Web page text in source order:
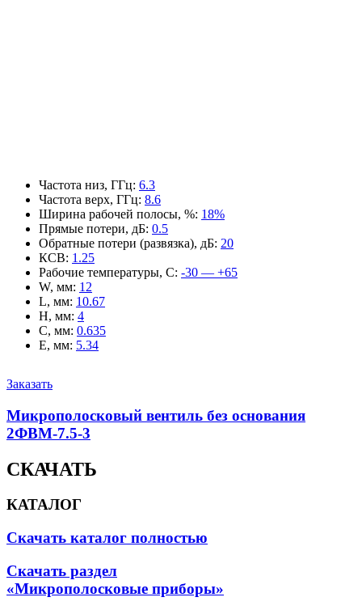
Частота низ, ГГц: 6.3
Частота верх, ГГц: 8.6
Ширина рабочей полосы, %: 18%
Прямые потери, дБ: 0.5
Обратные потери (развязка), дБ: 20
КСВ: 1.25
Рабочие температуры, С: -30 — +65
W, мм: 12
L, мм: 10.67
H, мм: 4
C, мм: 0.635
E, мм: 5.34
Заказать
Микрополосковый вентиль без основания
2ФВМ-7.5-3
СКАЧАТЬ
КАТАЛОГ
Скачать каталог полностью
Скачать раздел
«Микрополосковые приборы»